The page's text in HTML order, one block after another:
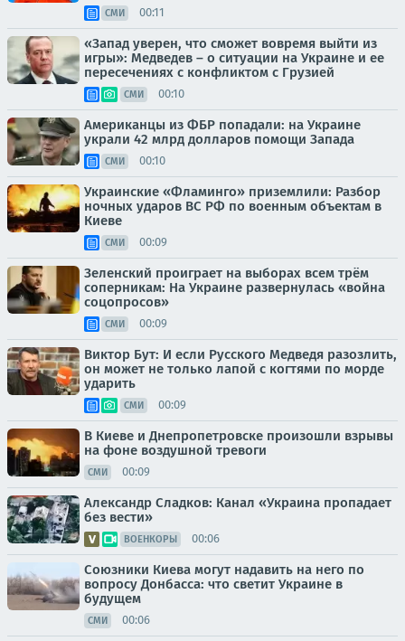
СМИ 00:11
«Запад уверен, что сможет вовремя выйти из
игры»: Медведев – о ситуации на Украине и ее
пересечениях с конфликтом с Грузией
СМИ 00:10
Американцы из ФБР попадали: на Украине
украли 42 млрд долларов помощи Запада
СМИ 00:10
Украинские «Фламинго» приземлили: Разбор
ночных ударов ВС РФ по военным объектам в
Киеве
СМИ 00:09
Зеленский проиграет на выборах всем трём
соперникам: На Украине развернулась «война
соцопросов»
СМИ 00:09
Виктор Бут: И если Русского Медведя разозлить,
он может не только лапой с когтями по морде
ударить
СМИ 00:09
В Киеве и Днепропетровске произошли взрывы
на фоне воздушной тревоги
СМИ 00:09
Александр Сладков: Канал «Украина пропадает
без вести»
ВОЕНКОРЫ 00:06
Союзники Киева могут надавить на него по
вопросу Донбасса: что светит Украине в
будущем
СМИ 00:06